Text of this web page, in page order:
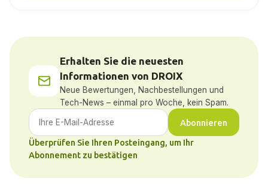
Erhalten Sie die neuesten
Informationen von DROIX
Neue Bewertungen, Nachbestellungen und
Tech-News – einmal pro Woche, kein Spam.
Abonnieren
Überprüfen Sie Ihren Posteingang, um Ihr
Abonnement zu bestätigen